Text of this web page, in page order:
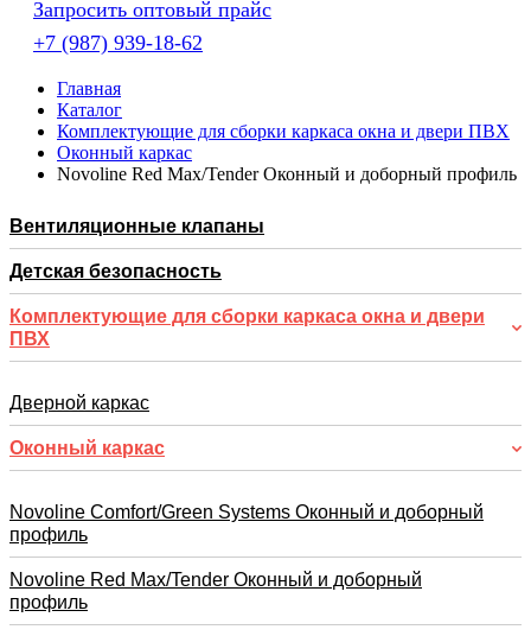
Запросить оптовый прайс
+7 (987) 939-18-62
Главная
Каталог
Комплектующие для сборки каркаса окна и двери ПВХ
Оконный каркас
Novoline Red Max/Tender Оконный и доборный профиль
Вентиляционные клапаны
Детская безопасность
Комплектующие для сборки каркаса окна и двери
ПВХ
Дверной каркас
Оконный каркас
Novoline Comfort/Green Systems Оконный и доборный
профиль
Novoline Red Max/Tender Оконный и доборный
профиль